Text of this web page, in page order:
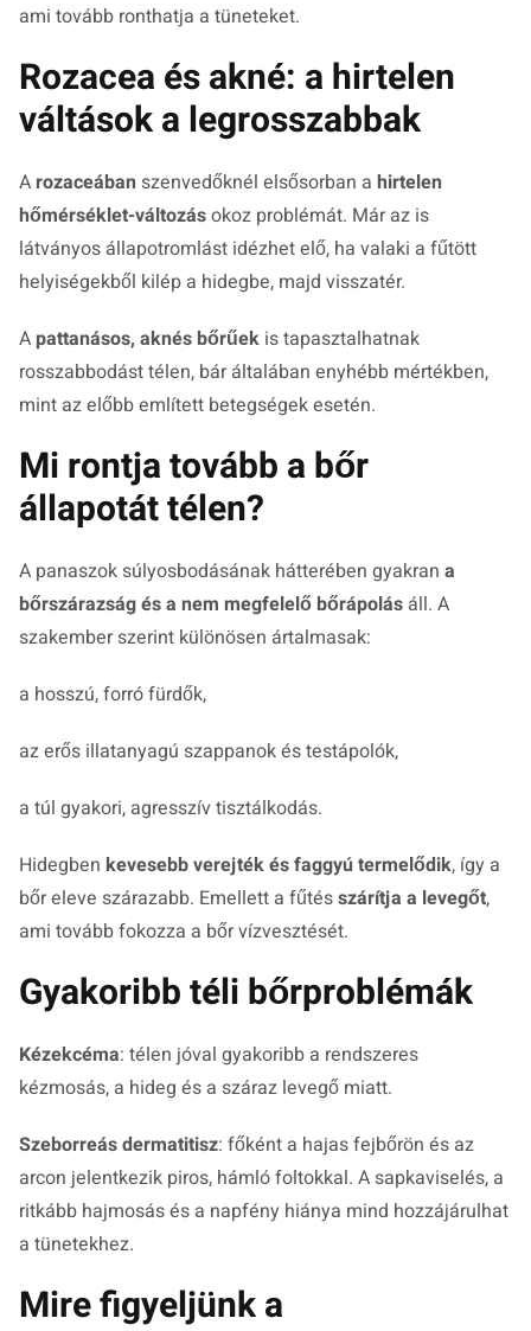
ami tovább ronthatja a tüneteket.
Rozacea és akné: a hirtelen
váltások a legrosszabbak
A rozaceában szenvedőknél elsősorban a hirtelen
hőmérséklet-változásokoz problémát. Már az is
látványos állapotromlást idézhet elő, ha valaki a fűtött
helyiségekből kilép a hidegbe, majd visszatér.
A pattanásos, aknés bőrűek is tapasztalhatnak
rosszabbodást télen, bár általában enyhébb mértékben,
mint az előbb említett betegségek esetén.
Mi rontja tovább a bőr
állapotát télen?
A panaszok súlyosbodásának hátterében gyakran a
bőrszárazság és a nem megfelelő bőrápolás áll. A
szakember szerint különösen ártalmasak:
a hosszú, forró fürdők,
az erős illatanyagú szappanok és testápolók,
a túl gyakori, agresszív tisztálkodás.
Hidegben kevesebb verejték és faggyú termelődik, így a
bőr eleve szárazabb. Emellett a fűtésszárítja a levegőt,
ami tovább fokozza a bőr vízvesztését.
Gyakoribb téli bőrproblémák
Kézekcéma: télen jóval gyakoribb a rendszeres
kézmosás, a hideg és a száraz levegő miatt.
Szeborreás dermatitisz: főként a hajas fejbőrön és az
arcon jelentkezik piros, hámló foltokkal. A sapkaviselés, a
ritkább hajmosás és a napfény hiánya mind hozzájárulhat
a tünetekhez.
Mire figyeljünk a